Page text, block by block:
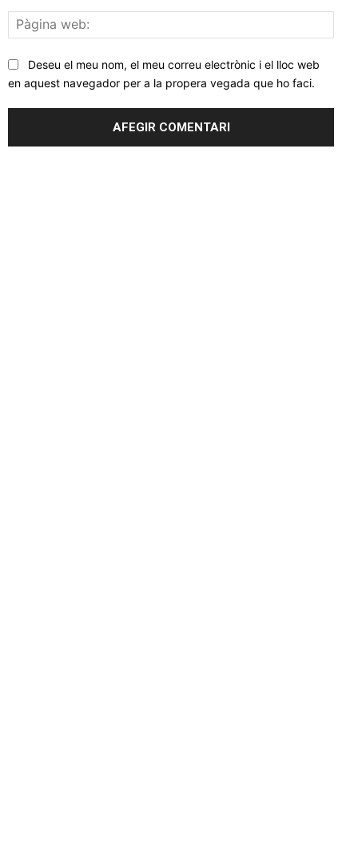
web:
Deseu el meu nom, el meu correu electrònic i el lloc web
en aquest navegador per a la propera vegada que ho faci.